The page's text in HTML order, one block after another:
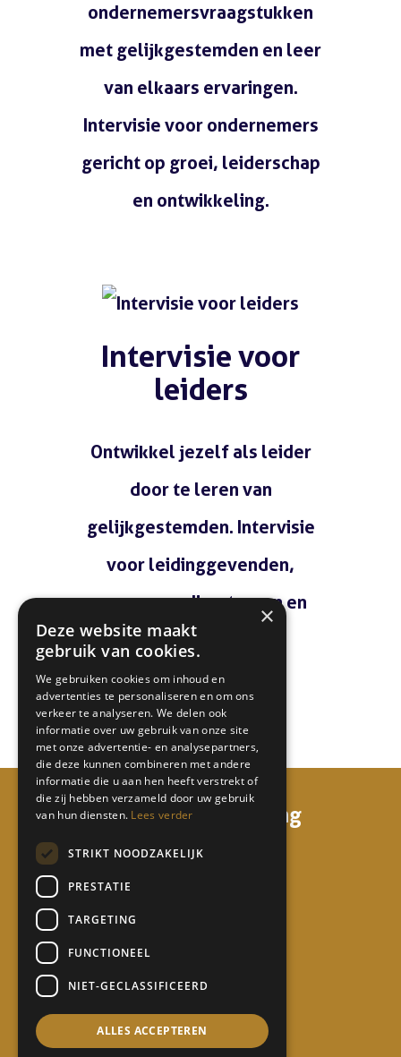
ondernemersvraagstukken
met gelijkgestemden en leer
van elkaars ervaringen.
Intervisie voor ondernemers
gericht op groei, leiderschap
en ontwikkeling.
Intervisie voor
leiders
Ontwikkel jezelf als leider
door te leren van
gelijkgestemden. Intervisie
voor leidinggevenden,
managers, directeuren en
teamleiders.
Lees meer
mi68 consulting & coaching
Watermunt 158
5931 TL Tegelen
06 50 65 17 24
info@mi68.nl
Contact
Privacy statement
×
Deze website maakt
gebruik van cookies.
We gebruiken cookies om inhoud en
advertenties te personaliseren en om ons
verkeer te analyseren. We delen ook
informatie over uw gebruik van onze site
met onze advertentie- en analysepartners,
die deze kunnen combineren met andere
informatie die u aan hen heeft verstrekt of
die zij hebben verzameld door uw gebruik
van hun diensten. Lees verder
STRIKT NOODZAKELIJK
PRESTATIE
TARGETING
FUNCTIONEEL
NIET-GECLASSIFICEERD
ALLES ACCEPTEREN